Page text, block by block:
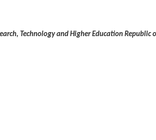
Technology and Higher Education Republic